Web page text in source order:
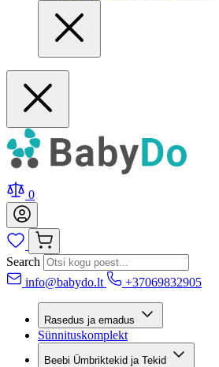
0
Search
info@babydo.lt
+37069832905
Rasedus ja emadus
Sünnituskomplekt
Beebi Ümbriktekid ja Tekid